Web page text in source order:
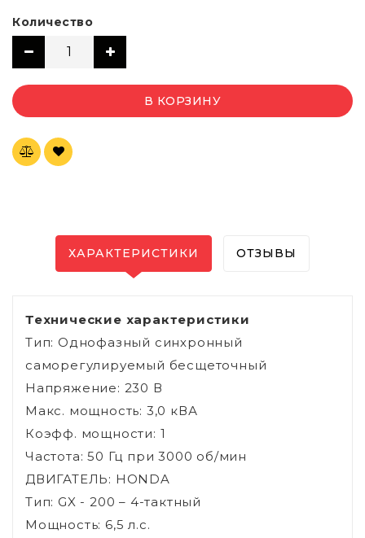
Количество
В КОРЗИНУ
ХАРАКТЕРИСТИКИ ОТЗЫВЫ
Технические характеристики
Тип: Однофазный синхронный
саморегулируемый бесщеточный
Напряжение: 230 В
Макс. мощность: 3,0 кВА
Коэфф. мощности: 1
Частота: 50 Гц при 3000 об/мин
ДВИГАТЕЛЬ: HONDA
Тип: GX - 200 – 4-тактный
Мощность: 6,5 л.с.